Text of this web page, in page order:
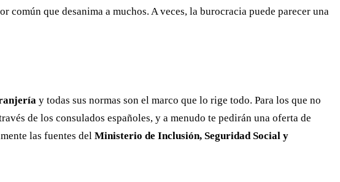
que desanima a muchos. A veces, la burocracia puede parecer una
y todas sus normas son el marco que lo rige todo. Para los que no
de los consulados españoles, y a menudo te pedirán una oferta de
las fuentes del Ministerio de Inclusión, Seguridad Social y